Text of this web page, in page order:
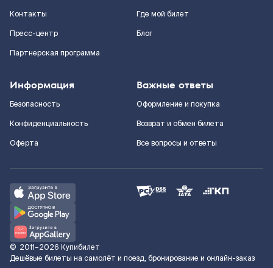
Контакты
Пресс-центр
Партнерская программа
Где мой билет
Блог
Информация
Безопасность
Конфиденциальность
Оферта
Важные ответы
Оформление и покупка
Возврат и обмен билета
Все вопросы и ответы
© 2011–2026 Купибилет
Дешёвые билеты на самолёт и поезд, бронирование и онлайн-заказ